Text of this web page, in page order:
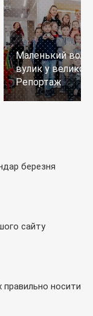
Маленький
вулик у
Репортаж
березня
сайту
правильно носити